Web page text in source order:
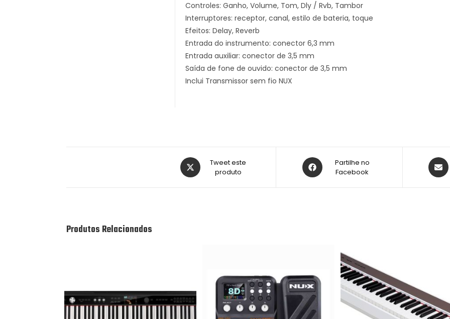
Controles: Ganho, Volume, Tom, Dly / Rvb, Tambor
Interruptores: receptor, canal, estilo de bateria, toque
Efeitos: Delay, Reverb
Entrada do instrumento: conector 6,3 mm
Entrada auxiliar: conector de 3,5 mm
Saída de fone de ouvido: conector de 3,5 mm
Inclui Transmissor sem fio NUX
Tweet este
produto
Partilhe no
Facebook
Produtos Relacionados